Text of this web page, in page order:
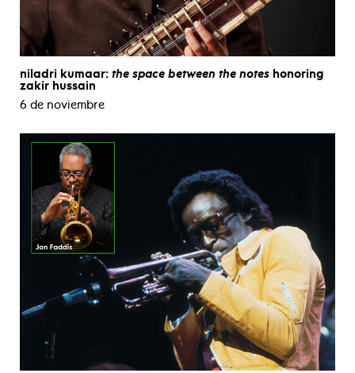
niladri kumaar: the space between the notes honoring
zakir hussain
6 de noviembre